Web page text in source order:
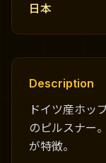
日本
Description
ドイツ産ホッ
のピルスナー
が特徴。